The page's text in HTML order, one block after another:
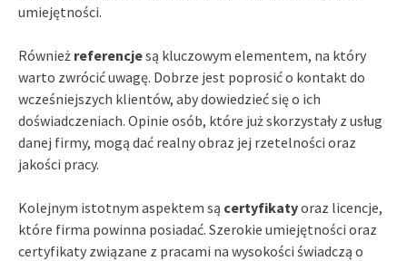
umiejętności.
Również referencjesą kluczowym elementem, na który
warto zwrócić uwagę. Dobrze jest poprosić o kontakt do
wcześniejszych klientów, aby dowiedzieć się o ich
doświadczeniach. Opinie osób, które już skorzystały z usług
danej firmy, mogą dać realny obraz jej rzetelności oraz
jakości pracy.
Kolejnym istotnym aspektem są certyfikatyoraz licencje,
które firma powinna posiadać. Szerokie umiejętności oraz
certyfikaty związane z pracami na wysokości świadczą o